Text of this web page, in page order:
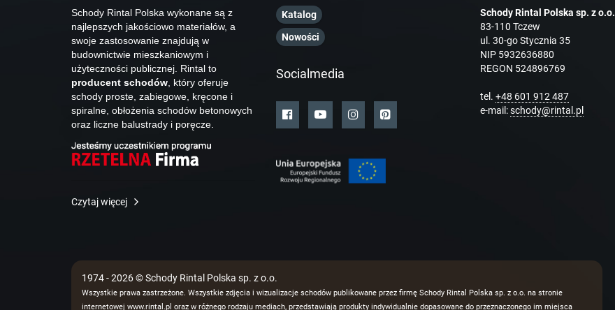
Schody Rintal Polska wykonane są z
najlepszych jakościowo materiałów, a
swoje zastosowanie znajdują w
budownictwie mieszkaniowym i
użyteczności publicznej. Rintal to
producent schodów , który oferuje
schody proste, zabiegowe, kręcone i
spiralne, obłożenia schodów betonowych
oraz liczne balustrady i poręcze.
Czytaj więcej
Katalog
Nowości
Socialmedia
Schody Rintal Polska sp. z o.o.
83-110 Tczew
ul. 30-go Stycznia 35
NIP 5932636880
REGON 524896769
tel. +48 601 912 487
e-mail:schody@rintal.pl
1974 - 2026 © Schody Rintal Polska sp. z o.o.
Wszystkie prawa zastrzeżone. Wszystkie zdjęcia i wizualizacje schodów publikowane przez firmę Schody Rintal Polska sp. z o.o. na stronie
internetowej www.rintal.pl oraz w różnego rodzaju mediach, przedstawiają produkty indywidualnie dopasowane do przeznaczonego im miejsca